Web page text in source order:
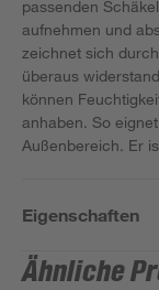
passenden
aufnehmen und
zeichnet sich
überaus
können
anhaben. So
Außenbereich. Er
Eigenschaften
Ähnliche